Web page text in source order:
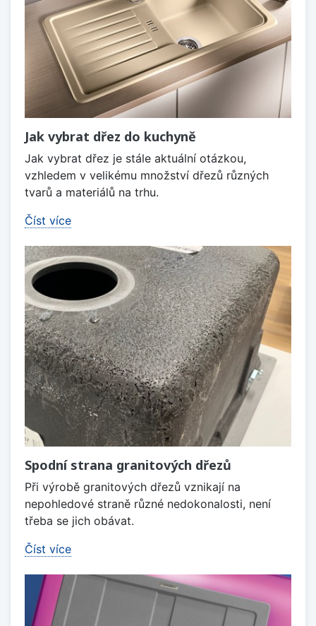
Jak vybrat dřez do kuchyně
Jak vybrat dřez je stále aktuální otázkou,
vzhledem v velikému množství dřezů různých
tvarů a materiálů na trhu.
Číst více
Spodní strana granitových dřezů
Při výrobě granitových dřezů vznikají na
nepohledové straně různé nedokonalosti, není
třeba se jich obávat.
Číst více